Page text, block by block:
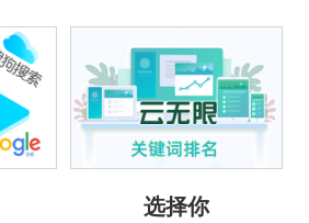
选择你